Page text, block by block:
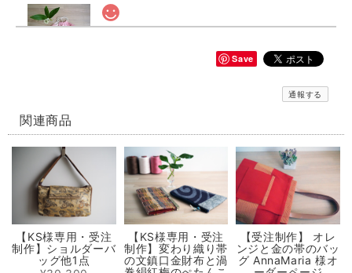
【再販】選べる立体型マスク ノーズワイヤー入り 白生成り/白にブルー小花模様（肌触りの良い着物の裏地綿100％利用）
2020/05/31
選べるマスクケース/タンポポ+レモンイエロー/ピンクにグレーの絣/藍色にブルー絣/藍色にカラフルな絣
① 元気に咲き乱れるタンポポ
Save
通報する
関連商品
【KS様専用・受注
制作】ショルダーバ
ッグ他1点
【KS様専用・受注
制作】変わり織り帯
の文鎮口金財布と渦
【受注制作】 オレ
ンジと金の帯のバッ
グ AnnaMaria 様オ